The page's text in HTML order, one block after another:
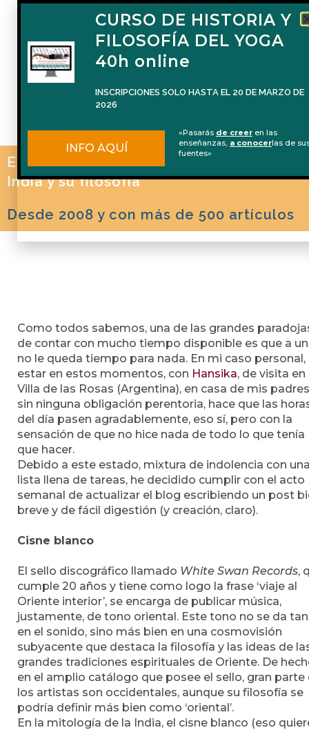
El blog de Naren Herrero sobre Yoga, la
India y su filosofía
Desde 2008 y con más de 500 artículos
Como todos sabemos, una de las grandes
de contar con mucho tiempo disponible es que a
no le queda tiempo para nada. En mi caso personal,
estar en estos momentos, con Hansika, de visita en
Villa de las Rosas (Argentina), en casa de mis
sin ninguna obligación perentoria, hace que las
del día pasen agradablemente, eso sí, pero con la
sensación de que no hice nada de todo lo que tenía
que hacer.
Debido a este estado, mixtura de indolencia con
lista llena de tareas, he decidido cumplir con el acto
semanal de actualizar el blog escribiendo un post
breve y de fácil digestión (y creación, claro).
Cisne blanco
El sello discográfico llamado White Swan Records,
cumple 20 años y tiene como logo la frase ‘viaje al
Oriente interior’, se encarga de publicar música,
justamente, de tono oriental. Este tono no se da
en el sonido, sino más bien en una cosmovisión
subyacente que destaca la filosofía y las ideas de
grandes tradiciones espirituales de Oriente. De
en el amplio catálogo que posee el sello, gran parte
los artistas son occidentales, aunque su filosofía se
podría definir más bien como ‘oriental’.
En la mitología de la India, el cisne blanco (eso
CURSO DE HISTORIA Y
FILOSOFÍA DEL YOGA
40h online
INSCRIPCIONES SOLO HASTA EL 20 DE MARZO DE
2026
INFO AQUÍ
«Pasarás de creer en las
enseñanzas, a conocerlas de
fuentes»